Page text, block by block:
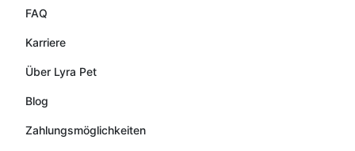
FAQ
Karriere
Über Lyra Pet
Blog
Zahlungsmöglichkeiten